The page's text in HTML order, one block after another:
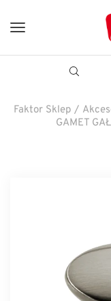
Faktor Sklep /
GAMET